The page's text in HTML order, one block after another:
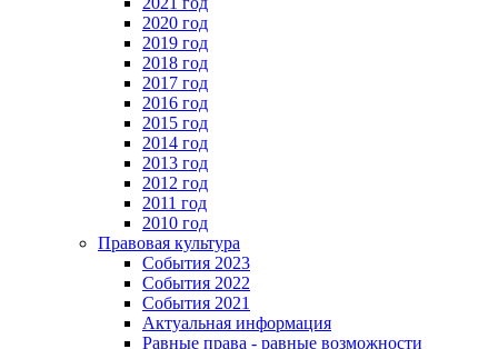
2020 год
2019 год
2018 год
2017 год
2016 год
2015 год
2014 год
2013 год
2012 год
2011 год
2010 год
Правовая культура
События 2023
События 2022
События 2021
Актуальная информация
Равные права - равные возможности